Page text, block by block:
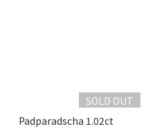
SOLD OUT
Padparadscha 1.02ct